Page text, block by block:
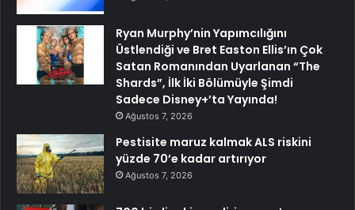
Ryan Murphy’nin Yapımcılığını
Üstlendiği ve Bret Easton Ellis’ın Çok
Satan Romanından Uyarlanan “The
Shards”, İlk İki Bölümüyle Şimdi
Sadece Disney+’ta Yayında!
Ağustos 7, 2026
Pestisite maruz kalmak ALS riskini
yüzde 70’e kadar artırıyor
Ağustos 7, 2026